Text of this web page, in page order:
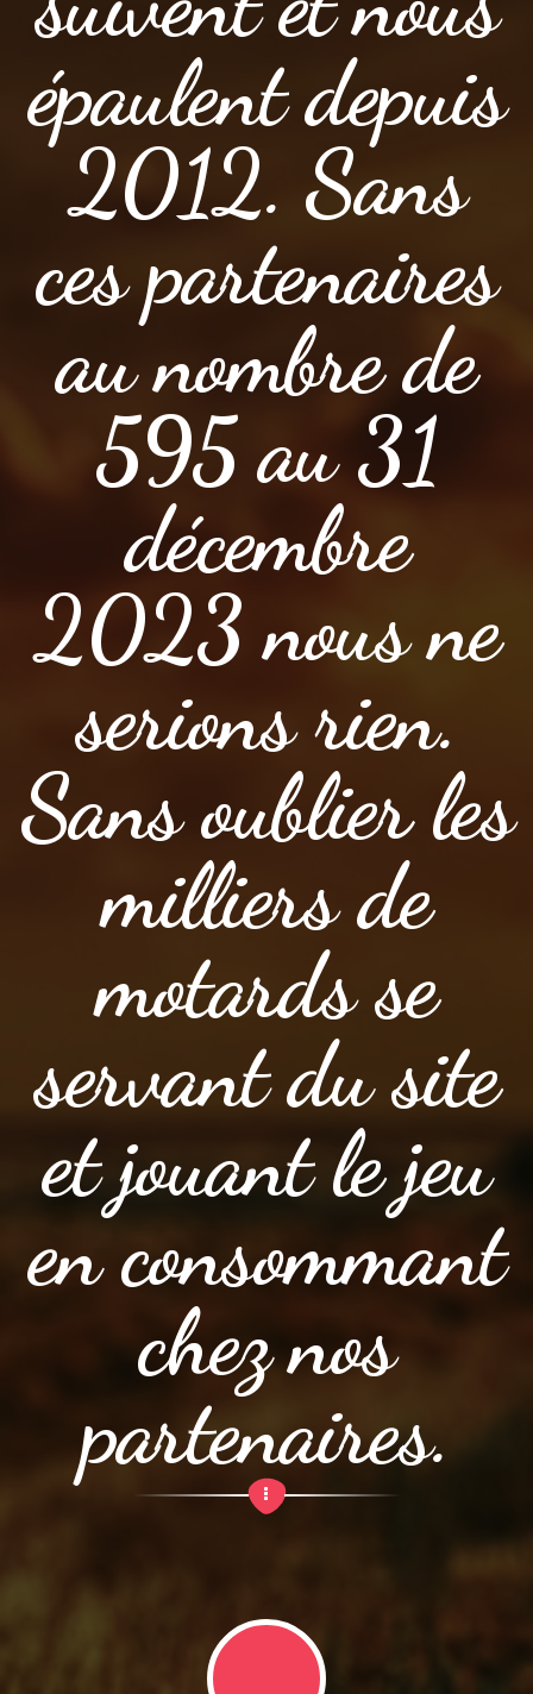
épaulent depuis
2012. Sans
ces partenaires
au nombre de
595 au 31
décembre
2023 nous ne
serions rien.
Sans oublier les
milliers de
motards se
servant du site
et jouant le jeu
en consommant
chez nos
partenaires.